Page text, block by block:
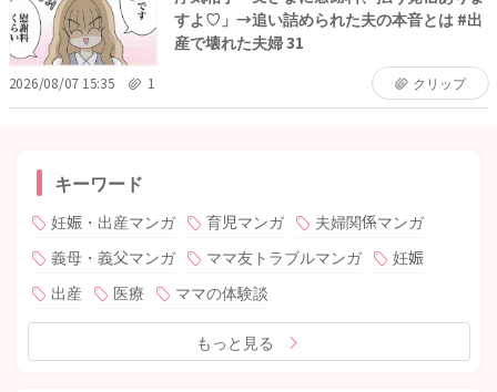
すよ♡」→追い詰められた夫の本音とは #出
産で壊れた夫婦 31
2026/08/07 15:35 1 クリップ
キーワード
妊娠・出産マンガ 育児マンガ
夫婦関係マンガ
義母・義父マンガ
ママ友トラブルマンガ
妊娠
出産
医療 ママの体験談
もっと見る